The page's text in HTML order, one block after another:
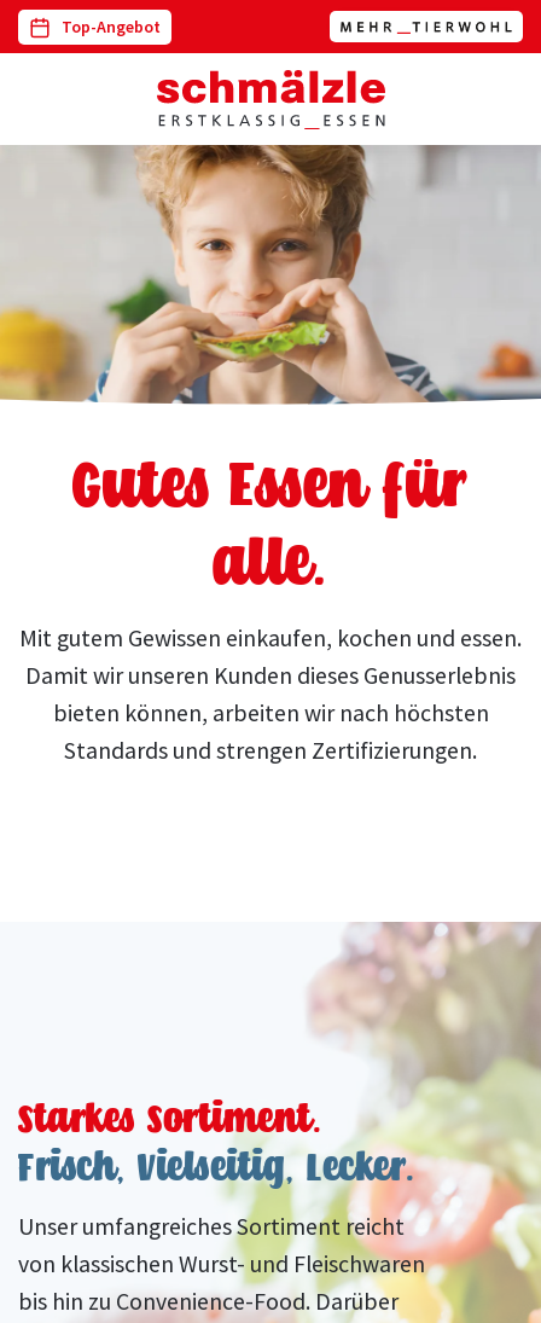
Top-Angebot
Gutes Essen für
alle.
Mit gutem Gewissen einkaufen, kochen und essen.
Damit wir unseren Kunden dieses Genusserlebnis
bieten können, arbeiten wir nach höchsten
Standards und strengen Zertifizierungen.
Starkes Sortiment.
Frisch, Vielseitig, Lecker.
Unser umfangreiches Sortiment reicht
von klassischen Wurst- und Fleischwaren
bis hin zu Convenience-Food. Darüber